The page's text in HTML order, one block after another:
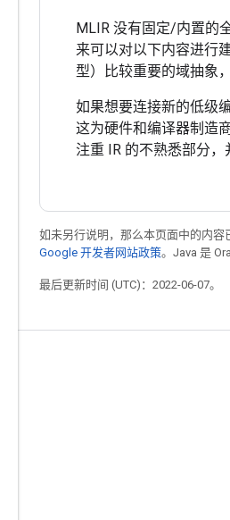
MLIR 没有固定/内置的
来可以对以下内容进行
型）比较重要的域抽象
如果想要连接新的低级
这为硬件和编译器制造
注重 IR 的不熟悉部分，
如未另行说明，那么本页面中的内容
Google 开发者网站政策。Java 是
最后更新时间 (UTC)：2022-06-07。